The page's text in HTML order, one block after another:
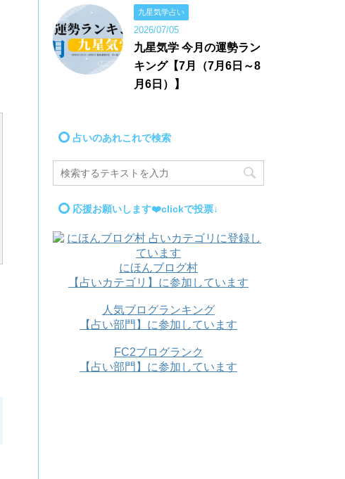
九星気学占い
2026/07/05
九星気学 今月の運勢ラン
キング【7月（7月6日～8
月6日）】
占いのあれこれで検索
応援お願いします❤️clickで投票↓
にほんブログ村
【占いカテゴリ】に参加しています
人気ブログランキング
【占い部門】に参加しています
FC2ブログランク
【占い部門】に参加しています